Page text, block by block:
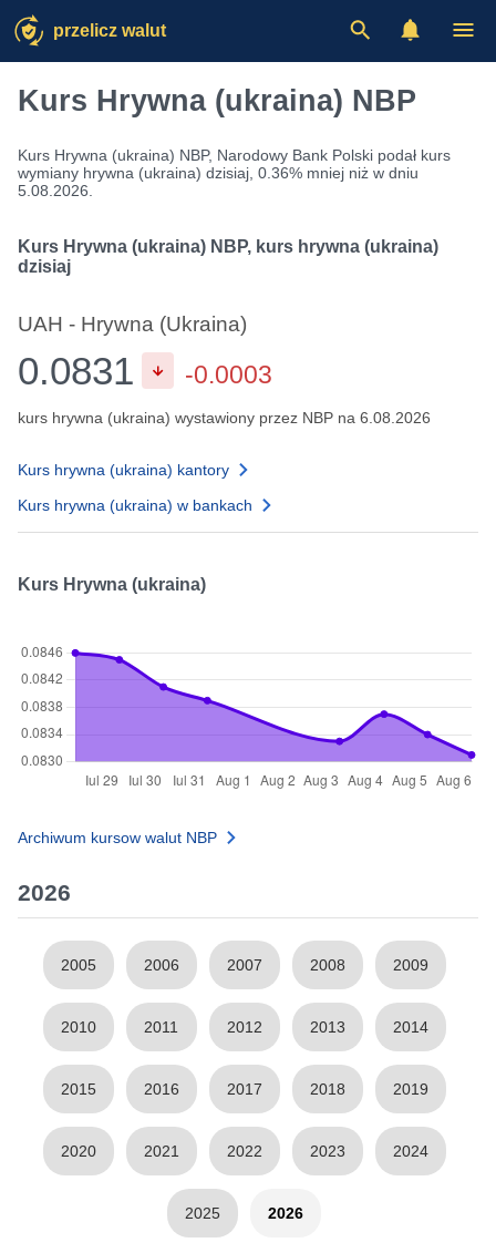
przelicz walut
Kurs Hrywna (ukraina) NBP
Kurs Hrywna (ukraina) NBP, Narodowy Bank Polski podał kurs
wymiany hrywna (ukraina) dzisiaj, 0.36% mniej niż w dniu
5.08.2026.
Kurs Hrywna (ukraina) NBP, kurs hrywna (ukraina)
dzisiaj
UAH - Hrywna (Ukraina)
0.0831 -0.0003
kurs hrywna (ukraina) wystawiony przez NBP na 6.08.2026
Kurs hrywna (ukraina) kantory
Kurs hrywna (ukraina) w bankach
Kurs Hrywna (ukraina)
Archiwum kursow walut NBP
2026
2005 2006 2007 2008 2009
2010 2011 2012 2013 2014
2015 2016 2017 2018 2019
2020 2021 2022 2023 2024
2025 2026